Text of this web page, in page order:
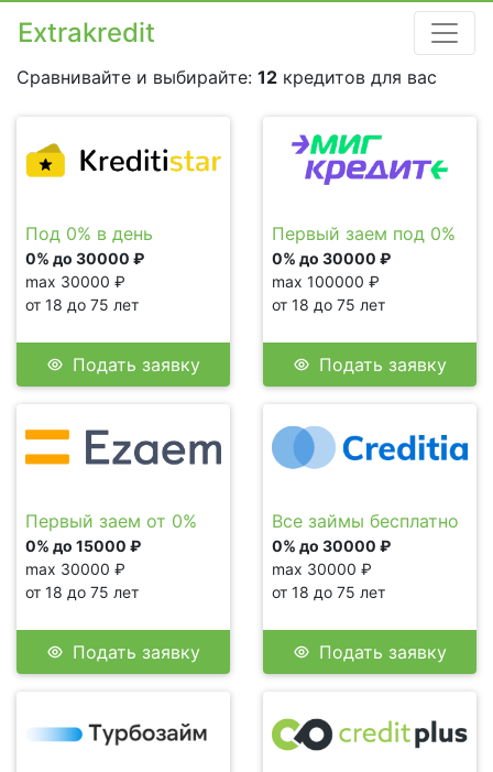
Extrakredit
Сравнивайте и выбирайте: 12 кредитов для вас
Под 0% в день
0% до 30000 ₽
max 30000 ₽
от 18 до 75 лет
Подать заявку
Первый заем под 0%
0% до 30000 ₽
max 100000 ₽
от 18 до 75 лет
Подать заявку
Первый заем от 0%
0% до 15000 ₽
max 30000 ₽
от 18 до 75 лет
Подать заявку
Все займы бесплатно
0% до 30000 ₽
max 30000 ₽
от 18 до 75 лет
Подать заявку